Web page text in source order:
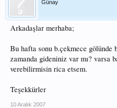
Günay
Arkadaşlar merhaba;
Bu hafta sonu b.çekmece gölünde
zamanda gideniniz var mı? varsa
verebilirmisin rica etsem.
Teşekkürler
10 Aralık 2007